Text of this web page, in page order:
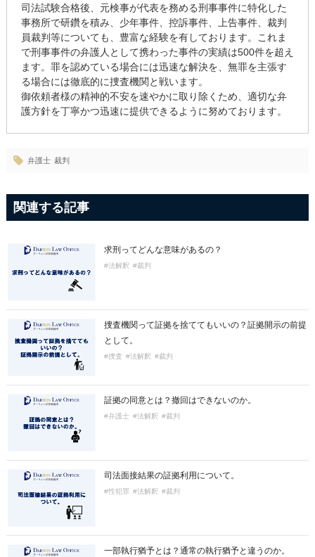
司法試験合格後、元検事が代表を務める刑事事件に特化した
事務所で研鑽を積み、少年事件、控訴事件、上告事件、裁判
員裁判等についても、豊富な経験を有しております。これま
で刑事事件の弁護人として携わった事件の実績は500件を超え
ます。罪を認めている場合には迅速な解決を、無罪を主張す
る場合には徹底的に捜査機関と戦います。
御依頼者様の精神的不安を速やかに取り除くため、適切な弁
護方針を丁寧かつ迅速に提供できるように努めております。
弁護士 裁判
関連する記事
求刑ってどんな意味があるの？
#法解釈 #裁判
捜査機関って証拠を捨ててもいいの？証拠開示の前提
として。
#捜査 #法解釈 #裁判
証拠の同意とは？撤回はできないのか。
#弁護士 #法解釈 #裁判
司法面接結果の証拠利用について。
#性犯罪 #法解釈 #裁判
一部執行猶予とは？通常の執行猶予と違うのか。